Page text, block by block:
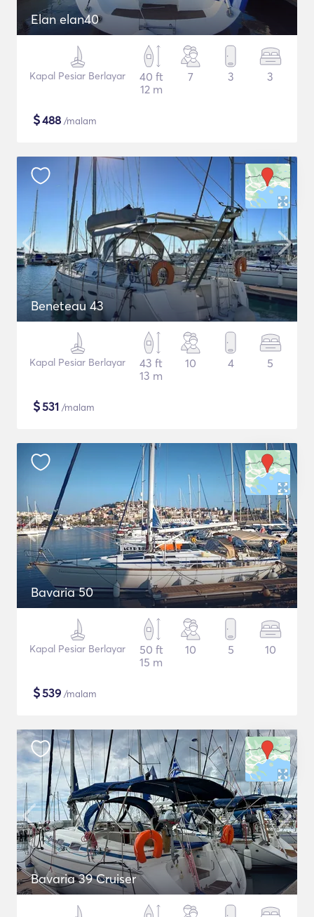
Elan elan40
Kapal Pesiar Berlayar
40 ft
12 m
7 3 3
$488 /malam
Beneteau 43
Kapal Pesiar Berlayar
43 ft
13 m
10 4 5
$531 /malam
Bavaria 50
Kapal Pesiar Berlayar
50 ft
15 m
10 5 10
$539 /malam
Bavaria 39 Cruiser